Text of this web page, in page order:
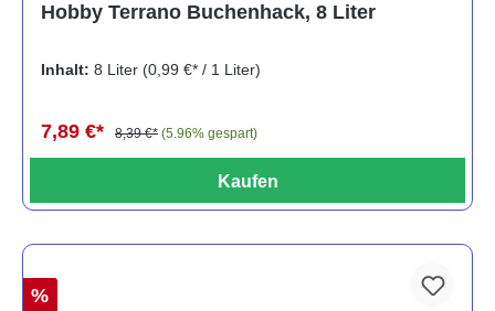
Hobby Terrano Buchenhack, 8 Liter
Inhalt: 8 Liter (0,99 €* / 1 Liter)
7,89 €* 8,39 €* (5.96% gespart)
Kaufen
%